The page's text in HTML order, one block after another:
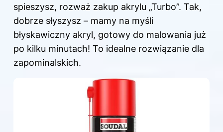
spieszysz, rozważ zakup akrylu „Turbo”. Tak,
dobrze słyszysz – mamy na myśli
błyskawiczny akryl, gotowy do malowania już
po kilku minutach! To idealne rozwiązanie dla
zapominalskich.